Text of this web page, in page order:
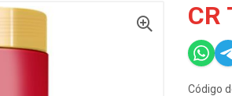
CR
Código